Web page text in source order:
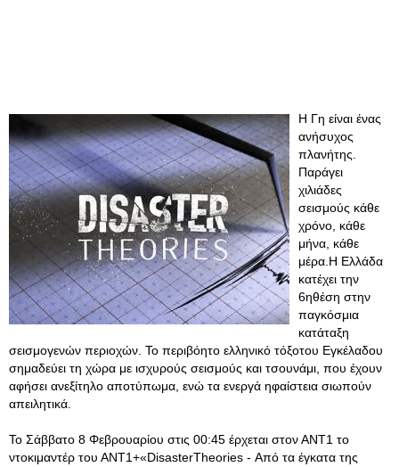
Η Γη είναι ένας
ανήσυχος
πλανήτης.
Παράγει
χιλιάδες
σεισμούς κάθε
χρόνο, κάθε
μήνα, κάθε
μέρα.Η Ελλάδα
κατέχει την
6ηθέση στην
παγκόσμια
κατάταξη
σεισμογενών περιοχών. Το περιβόητο ελληνικό τόξοτου Εγκέλαδου
σημαδεύει τη χώρα με ισχυρούς σεισμούς και τσουνάμι, που έχουν
αφήσει ανεξίτηλο αποτύπωμα, ενώ τα ενεργά ηφαίστεια σιωπούν
απειλητικά.
Το Σάββατο 8 Φεβρουαρίου στις 00:45 έρχεται στον ΑΝΤ1 το
ντοκιμαντέρ του ΑΝΤ1+«DisasterTheories - Από τα έγκατα της